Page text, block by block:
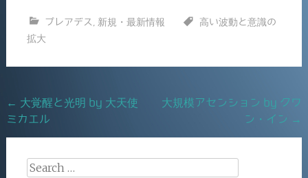
e
o
o
l
プレアデス 新規・最新情報
高い波動と意識の
拡大
Post
navigation
← 大覚醒と光明 by 大天使
ミカエル
大規模アセンション by クワ
ン・イン →
Search